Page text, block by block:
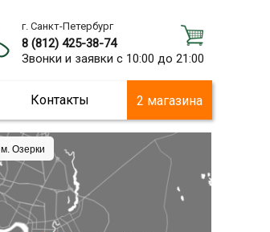
г. Санкт-Петербург
8 (812) 425-38-74
Звонки и заявки с 10:00 до 21:00
Контакты 2 магазина
м. Озерки